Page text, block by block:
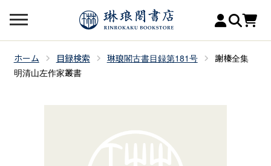
ホーム 目録検索 琳琅閣古書目録第181号
謝榛全集
明清山左作家叢書